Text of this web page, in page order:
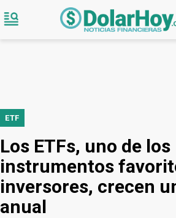
ETF
Los ETFs, uno de los
instrumentos
inversores, crecen
anual